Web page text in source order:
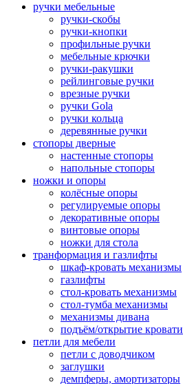
ручки мебельные
ручки-скобы
ручки-кнопки
профильные ручки
мебельные крючки
ручки-ракушки
рейлинговые ручки
врезные ручки
ручки Gola
ручки кольца
деревянные ручки
стопоры дверные
настенные стопоры
напольные стопоры
ножки и опоры
колёсные опоры
регулируемые опоры
декоративные опоры
винтовые опоры
ножки для стола
транформация и газлифты
шкаф-кровать механизмы
газлифты
стол-кровать механизмы
стол-тумба механизмы
механизмы дивана
подъём/открытие кровати
петли для мебели
петли с доводчиком
заглушки
демпферы, амортизаторы